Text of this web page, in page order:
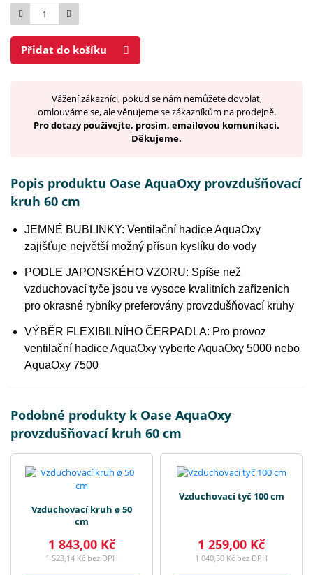
Počet
Přidat do košíku
Vážení zákazníci, pokud se nám nemůžete dovolat,
omlouváme se, ale věnujeme se zákazníkům na prodejně.
Pro dotazy používejte, prosím, emailovou komunikaci.
Děkujeme.
Popis produktu Oase AquaOxy provzdušňovací
kruh 60 cm
JEMNÉ BUBLINKY: Ventilační hadice AquaOxy
zajišťuje největší možný přísun kyslíku do vody
PODLE JAPONSKÉHO VZORU: Spíše než
vzduchovací tyče jsou ve vysoce kvalitních zařízeních
pro okrasné rybníky preferovány provzdušňovací kruhy
VÝBĚR FLEXIBILNÍHO ČERPADLA: Pro provoz
ventilační hadice AquaOxy vyberte AquaOxy 5000 nebo
AquaOxy 7500
Podobné produkty k Oase AquaOxy
provzdušňovací kruh 60 cm
Vzduchovací kruh ø 50
cm
1 843,00 Kč
1 523,14 Kč bez DPH
Vzduchovací tyč 100 cm
1 259,00 Kč
1 040,50 Kč bez DPH